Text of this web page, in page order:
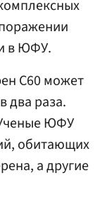
в ЮФУ.
C60 может
два раза.
ЮФУ
обитающих
а другие